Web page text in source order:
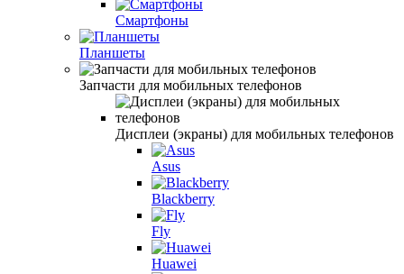
Смартфоны
Планшеты
Запчасти для мобильных телефонов
Дисплеи (экраны) для мобильных телефонов
Asus
Blackberry
Fly
Huawei